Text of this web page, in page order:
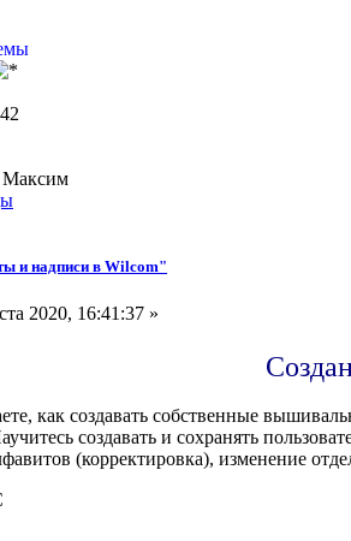
и надписи в Wilcom"
2020, 16:41:37 »
как создавать собственные
создавать и сохранять
(корректировка), изменение